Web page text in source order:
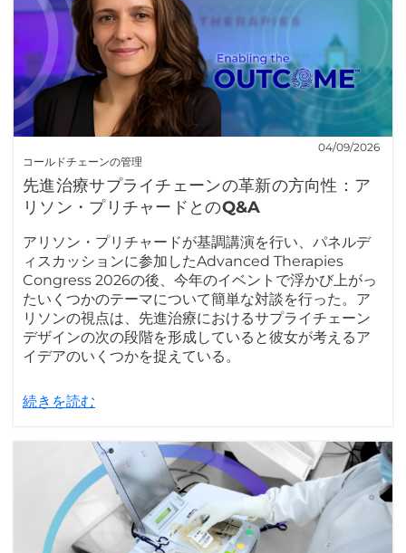
コールドチェーンの管理
04/09/2026
先進治療サプライチェーンの革新の方向性：ア
リソン・プリチャードとのQ&A
アリソン・プリチャードが基調講演を行い、パネルデ
ィスカッションに参加したAdvanced Therapies
Congress 2026の後、今年のイベントで浮かび上がっ
たいくつかのテーマについて簡単な対談を行った。ア
リソンの視点は、先進治療におけるサプライチェーン
デザインの次の段階を形成していると彼女が考えるア
イデアのいくつかを捉えている。
続きを読む